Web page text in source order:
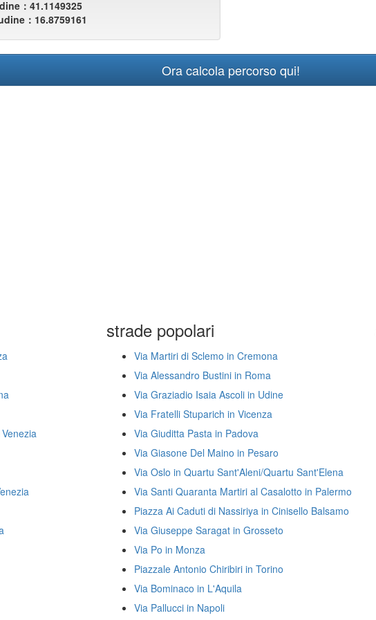
：41.1149325
：16.8759161
Ora calcola percorso qui!
strade popolari
Via Martiri di Sclemo in Cremona
Via Alessandro Bustini in Roma
Via Graziadio Isaia Ascoli in Udine
Via Fratelli Stuparich in Vicenza
Via Giuditta Pasta in Padova
Via Giasone Del Maino in Pesaro
Via Oslo in Quartu Sant'Aleni/Quartu Sant'Elena
Via Santi Quaranta Martiri al Casalotto in Palermo
Piazza Ai Caduti di Nassiriya in Cinisello Balsamo
Via Giuseppe Saragat in Grosseto
Via Po in Monza
Piazzale Antonio Chiribiri in Torino
Via Bominaco in L'Aquila
Via Pallucci in Napoli